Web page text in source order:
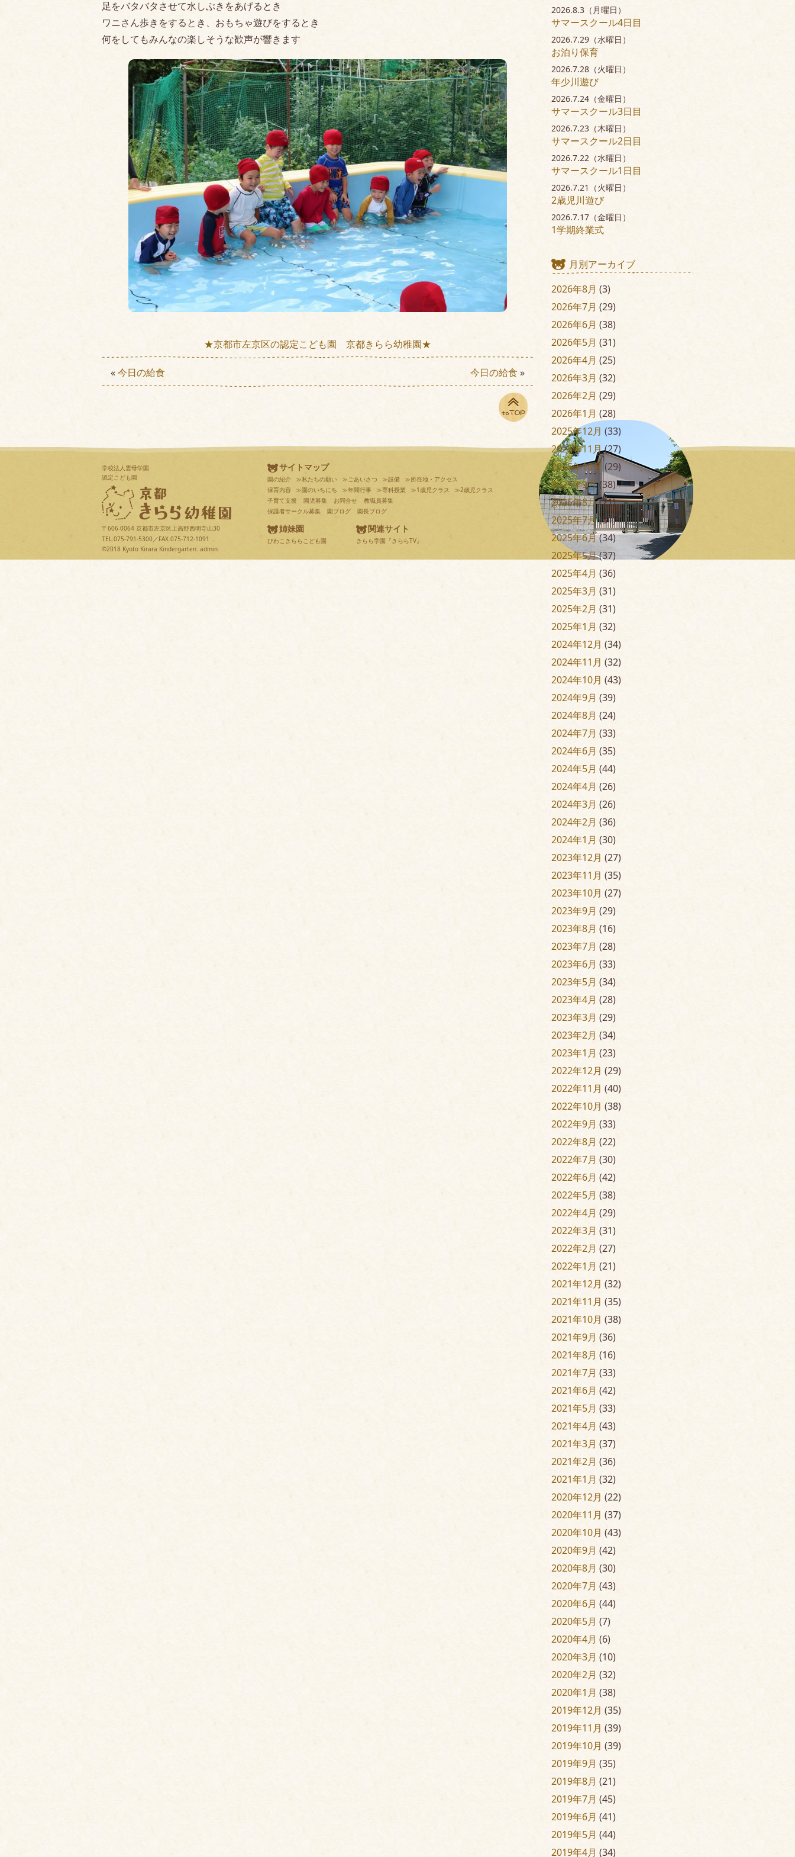
足をバタバタさせて水しぶきをあげるとき
ワニさん歩きをするとき、おもちゃ遊びをするとき
何をしてもみんなの楽しそうな歓声が響きます
★京都市左京区の認定こども園 京都きらら幼稚園★
«今日の給食 今日の給食 »
2026.8.3（月曜日）
サマースクール4日目
2026.7.29（水曜日）
お泊り保育
2026.7.28（火曜日）
年少川遊び
2026.7.24（金曜日）
サマースクール3日目
2026.7.23（木曜日）
サマースクール2日目
2026.7.22（水曜日）
サマースクール1日目
2026.7.21（火曜日）
2歳児川遊び
2026.7.17（金曜日）
1学期終業式
月別アーカイブ
2026年8月 (3)
2026年7月 (29)
2026年6月 (38)
2026年5月 (31)
2026年4月 (25)
2026年3月 (32)
2026年2月 (29)
2026年1月 (28)
2025年12月 (33)
2025年11月(27)
2025年10月 (29)
2025年9月(38)
2025年8月(21)
2025年7月(31)
2025年6月(34)
2025年5月(37)
2025年4月 (36)
2025年3月 (31)
2025年2月 (31)
2025年1月 (32)
2024年12月 (34)
2024年11月 (32)
2024年10月 (43)
2024年9月 (39)
2024年8月 (24)
2024年7月 (33)
2024年6月 (35)
2024年5月 (44)
2024年4月 (26)
2024年3月 (26)
2024年2月 (36)
2024年1月 (30)
2023年12月 (27)
2023年11月 (35)
2023年10月 (27)
2023年9月 (29)
2023年8月 (16)
2023年7月 (28)
2023年6月 (33)
2023年5月 (34)
2023年4月 (28)
2023年3月 (29)
2023年2月 (34)
2023年1月 (23)
2022年12月 (29)
2022年11月 (40)
2022年10月 (38)
2022年9月 (33)
2022年8月 (22)
2022年7月 (30)
2022年6月 (42)
2022年5月 (38)
2022年4月 (29)
2022年3月 (31)
2022年2月 (27)
2022年1月 (21)
2021年12月 (32)
2021年11月 (35)
2021年10月 (38)
2021年9月 (36)
2021年8月 (16)
2021年7月 (33)
2021年6月 (42)
2021年5月 (33)
2021年4月 (43)
2021年3月 (37)
2021年2月 (36)
2021年1月 (32)
2020年12月 (22)
2020年11月 (37)
2020年10月 (43)
2020年9月 (42)
2020年8月 (30)
2020年7月 (43)
2020年6月 (44)
2020年5月 (7)
2020年4月 (6)
2020年3月 (10)
2020年2月 (32)
2020年1月 (38)
2019年12月 (35)
2019年11月 (39)
2019年10月 (39)
2019年9月 (35)
2019年8月 (21)
2019年7月 (45)
2019年6月 (41)
2019年5月 (44)
2019年4月 (34)
学校法人雲母学園
認定こども園
〒606-0064 京都市左京区上高野西明寺山30
TEL.075-791-5300／FAX.075-712-1091
©2018 Kyoto Kirara Kindergarten. admin
サイトマップ
園の紹介 ≫私たちの願い ≫ごあいさつ ≫設備 ≫所在地・アクセス
保育内容
≫園のいちにち ≫年間行事 ≫専科授業 ≫1歳児クラス
≫2歳児クラス
子育て支援
園児募集 お問合せ
教職員募集
保護者サークル募集
園ブログ 園長ブログ
姉妹園
びわこきららこども園
関連サイト
きらら学園『きららTV』